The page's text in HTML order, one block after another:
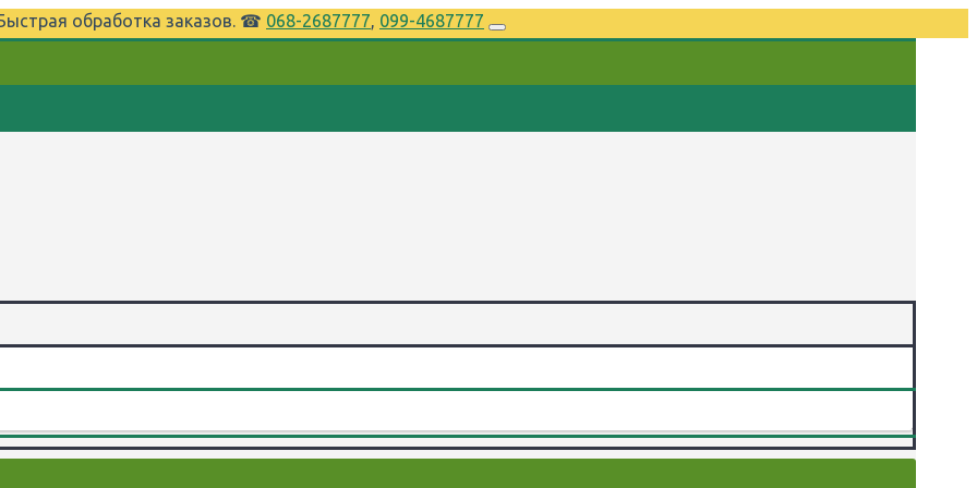
обработка заказов. ☎ 068-2687777, 099-4687777